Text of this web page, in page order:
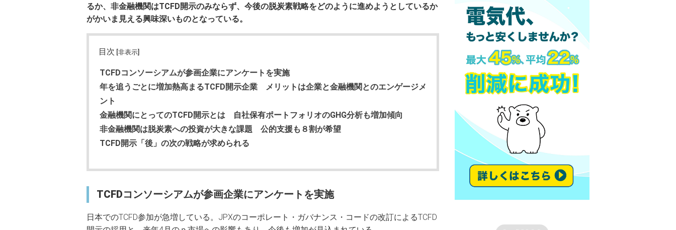
るか、非金融機関はTCFD開示のみならず、今後の脱炭素戦略をどのように進めようとしているか
がかいま見える興味深いものとなっている。
目次 [非表示]
TCFDコンソーシアムが参画企業にアンケートを実施
年を追うごとに増加熱高まるTCFD開示企業 メリットは企業と金融機関とのエンゲージメ
ント
金融機関にとってのTCFD開示とは 自社保有ポートフォリオのGHG分析も増加傾向
非金融機関は脱炭素への投資が大きな課題 公的支援も８割が希望
TCFD開示「後」の次の戦略が求められる
TCFDコンソーシアムが参画企業にアンケートを実施
日本でのTCFD参加が急増している。JPXのコーポレート・ガバナンス・コードの改訂によるTCFD